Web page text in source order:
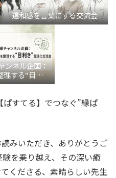
違和感を言葉にする交流会
ンネル企画：
理する“目利
交流会』
すてる】でつなぐ”縁ぱ
みいただき、ありがとうご
を乗り越え、その深い癒
くださる、素晴らしい先生